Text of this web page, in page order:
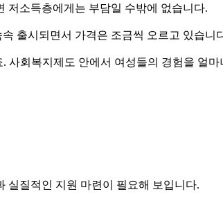
저소득층에게는 부담일 수밖에 없습니다.
출시되면서 가격은 조금씩 오르고 있습니
사회복지제도 안에서 여성들의 경험을 얼마
실질적인 지원 마련이 필요해 보입니다.